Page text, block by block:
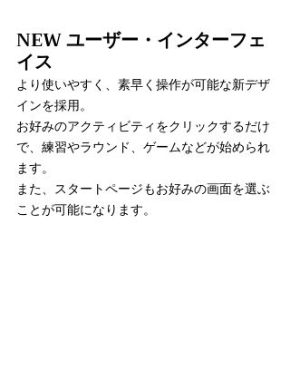
NEW ユーザー・インターフェ
イス
より使いやすく、素早く操作が可能な新デザ
インを採用。
お好みのアクティビティをクリックするだけ
で、練習やラウンド、ゲームなどが始められ
ます。
また、スタートページもお好みの画面を選ぶ
ことが可能になります。